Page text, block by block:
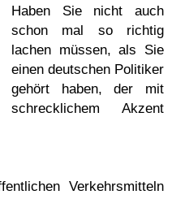
Haben Sie nicht auch
schon mal so richtig
lachen müssen, als Sie
einen deutschen Politiker
gehört haben, der mit
schrecklichem Akzent
Verkehrsmitteln